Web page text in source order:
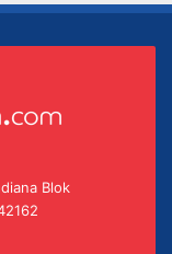
Blok